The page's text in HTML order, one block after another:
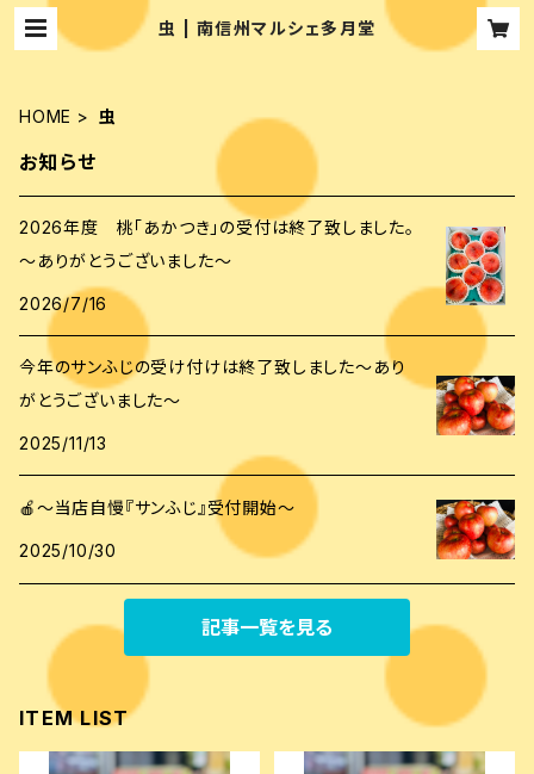
虫 | 南信州マルシェ多月堂
HOME 虫
お知らせ
2026年度 桃「あかつき」の受付は終了致しました。
～ありがとうございました～
2026/7/16
今年のサンふじの受け付けは終了致しました～あり
がとうございました～
2025/11/13
🍎～当店自慢『サンふじ』受付開始～
2025/10/30
記事一覧を見る
ITEM LIST